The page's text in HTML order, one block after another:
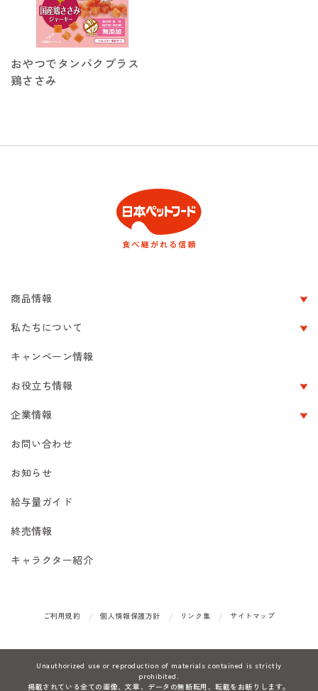
おやつでタンパクプラス
鶏ささみ
商品情報
私たちについて
キャンペーン情報
お役立ち情報
企業情報
お問い合わせ
お知らせ
給与量ガイド
終売情報
キャラクター紹介
ご利用規約 個人情報保護方針 リンク集 サイトマップ
Unauthorized use or reproduction of materials contained is strictly
prohibited.
掲載されている全ての画像、文章、データの無断転用、転載をお断りします。